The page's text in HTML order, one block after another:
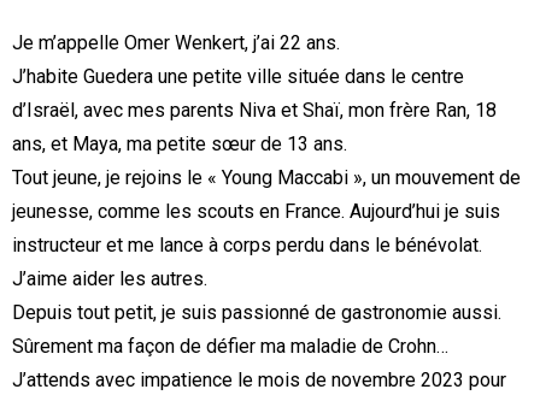
Je m’appelle Omer Wenkert, j’ai 22 ans.
J’habite Guedera une petite ville située dans le centre
d’Israël, avec mes parents Niva et Shaï, mon frère Ran, 18
ans, et Maya, ma petite sœur de 13 ans.
Tout jeune, je rejoins le « Young Maccabi », un mouvement de
jeunesse, comme les scouts en France. Aujourd’hui je suis
instructeur et me lance à corps perdu dans le bénévolat.
J’aime aider les autres.
Depuis tout petit, je suis passionné de gastronomie aussi.
Sûrement ma façon de défier ma maladie de Crohn…
J’attends avec impatience le mois de novembre 2023 pour